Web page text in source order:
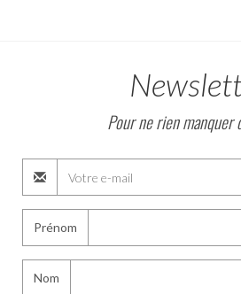
Pour ne rien manquer
Prénom
Nom